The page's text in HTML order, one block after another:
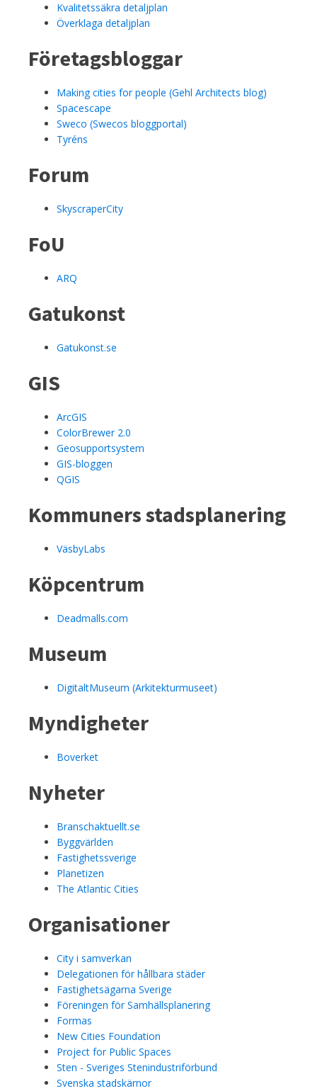
Kvalitetssäkra detaljplan
Överklaga detaljplan
Företagsbloggar
Making cities for people (Gehl Architects blog)
Spacescape
Sweco (Swecos bloggportal)
Tyréns
Forum
SkyscraperCity
FoU
ARQ
Gatukonst
Gatukonst.se
GIS
ArcGIS
ColorBrewer 2.0
Geosupportsystem
GIS-bloggen
QGIS
Kommuners stadsplanering
VäsbyLabs
Köpcentrum
Deadmalls.com
Museum
DigitaltMuseum (Arkitekturmuseet)
Myndigheter
Boverket
Nyheter
Branschaktuellt.se
Byggvärlden
Fastighetssverige
Planetizen
The Atlantic Cities
Organisationer
City i samverkan
Delegationen för hållbara städer
Fastighetsägarna Sverige
Föreningen för Samhällsplanering
Formas
New Cities Foundation
Project for Public Spaces
Sten - Sveriges Stenindustriförbund
Svenska stadskärnor